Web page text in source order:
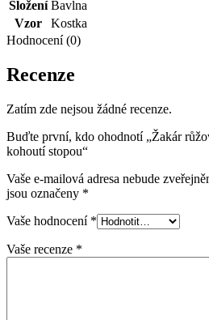
Složení Bavlna
Vzor
Kostka
Hodnocení (0)
Recenze
Zatím zde nejsou žádné recenze.
Buďte první, kdo ohodnotí „Žakár
kohoutí stopou“
Vaše e-mailová adresa nebude
jsou označeny *
Vaše hodnocení *
Vaše recenze *